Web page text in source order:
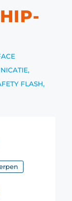
,
FLASH,